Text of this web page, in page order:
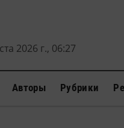
2026 г., 06:27
Авторы Рубрики